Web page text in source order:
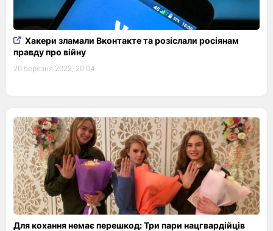
Хакери зламали Вконтакте та розіслали росіянам
правду про війну
20 березня 2022, 20:04
Для кохання немає перешкод: Три пари нацгвардійців